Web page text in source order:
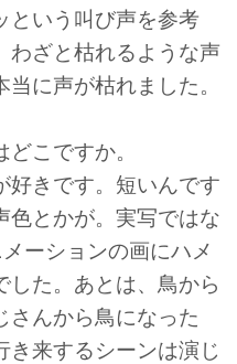
という叫び声を参考
わざと枯れるような声
に声が枯れました。
こですか。
好きです。短いんです
色とかが。実写ではな
ーションの画にハメ
た。あとは、鳥から
さんから鳥になった
き来するシーンは演じ